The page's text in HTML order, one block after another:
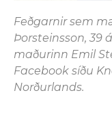
Feðgarnir sem
Þorsteinsson, 39
maðurinn Emil
Facebook síðu
Norðurlands.